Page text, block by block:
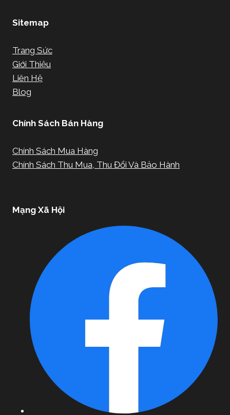
Sitemap
Trang Sức
Giới Thiệu
Liên Hệ
Blog
Chính Sách Bán Hàng
Chính Sách Mua Hàng
Chính Sách Thu Mua, Thu Đổi Và Bảo Hành
Mạng Xã Hội